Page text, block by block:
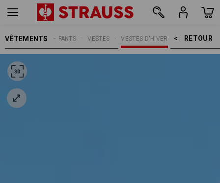
VÊTEMENTS RETOUR    >
VESTES D'HIVER
VESTES
ENFANTS